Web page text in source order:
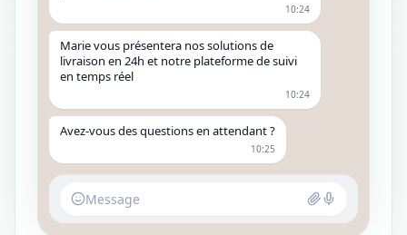
10:24
Marie vous présentera nos solutions de
livraison en 24h et notre plateforme de suivi
en temps réel
10:24
Avez-vous des questions en attendant ?
10:25
Message